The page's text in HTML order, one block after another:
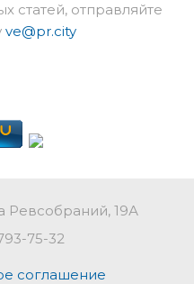
статей, отправляйте
ve@pr.city
Ревсобраний, 19А
75-32
соглашение